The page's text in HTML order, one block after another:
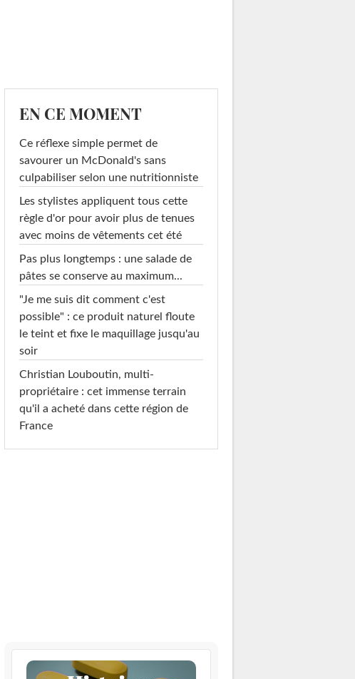
EN CE MOMENT
Ce réflexe simple permet de
savourer un McDonald's sans
culpabiliser selon une nutritionniste
Les stylistes appliquent tous cette
règle d'or pour avoir plus de tenues
avec moins de vêtements cet été
Pas plus longtemps : une salade de
pâtes se conserve au maximum...
"Je me suis dit comment c'est
possible" : ce produit naturel floute
le teint et fixe le maquillage jusqu'au
soir
Christian Louboutin, multi-
propriétaire : cet immense terrain
qu'il a acheté dans cette région de
France